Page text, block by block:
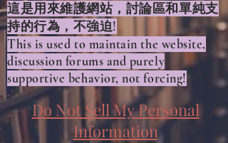
​這是用來維護網站，討論區和單純支
持的行為，不強迫!​
This is used to maintain the website,
discussion forums and purely
supportive behavior, not forcing!
Do Not Sell My Personal
Information